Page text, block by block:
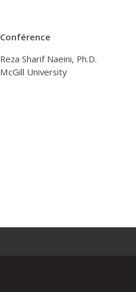
Conférence
Reza Sharif Naeini, Ph.D.
McGill University